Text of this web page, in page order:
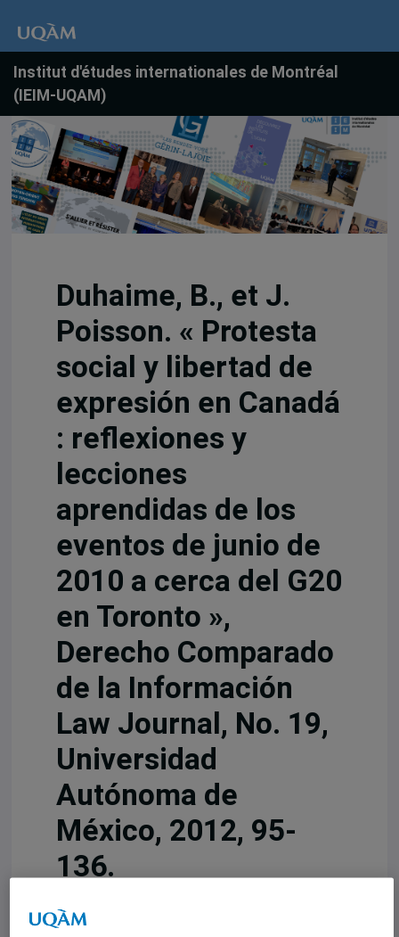
Institut d'études internationales de Montréal
(IEIM-UQAM)
Duhaime, B., et J.
Poisson. « Protesta
social y libertad de
expresión en Canadá
: reflexiones y
lecciones
aprendidas de los
eventos de junio de
2010 a cerca del G20
en Toronto »,
Derecho Comparado
de la Información
Law Journal, No. 19,
Universidad
Autónoma de
México, 2012, 95-
136.
1 janvier 2012,